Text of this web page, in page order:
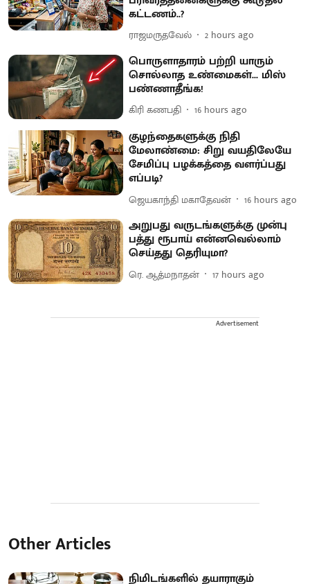
கட்டணம்..?
ராஜமருதவேல் 2 hours ago
பொருளாதாரம் பற்றி யாரும்
சொல்லாத உண்மைகள்... மிஸ்
பண்ணாதீங்க!
கிரி கணபதி 16 hours ago
குழந்தைகளுக்கு நிதி
மேலாண்மை: சிறு வயதிலேயே
சேமிப்பு பழக்கத்தை வளர்ப்பது
எப்படி?
ஜெயகாந்தி மகாதேவன் 16 hours ago
அறுபது வருடங்களுக்கு முன்பு
பத்து ரூபாய் என்னவெல்லாம்
செய்தது தெரியுமா?
ரெ. ஆத்மநாதன் 17 hours ago
Advertisement
Other Articles
நிமிடங்களில் தயாராகும்